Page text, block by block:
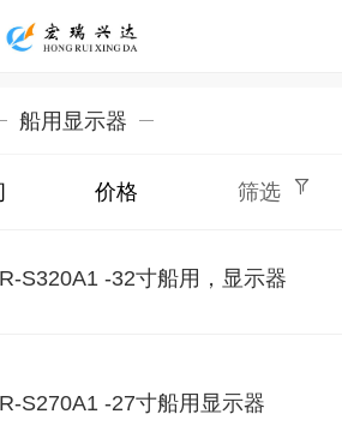
船用显示器
价格 筛选
S320A1 -32寸船用，显示器
S270A1 -27寸船用显示器